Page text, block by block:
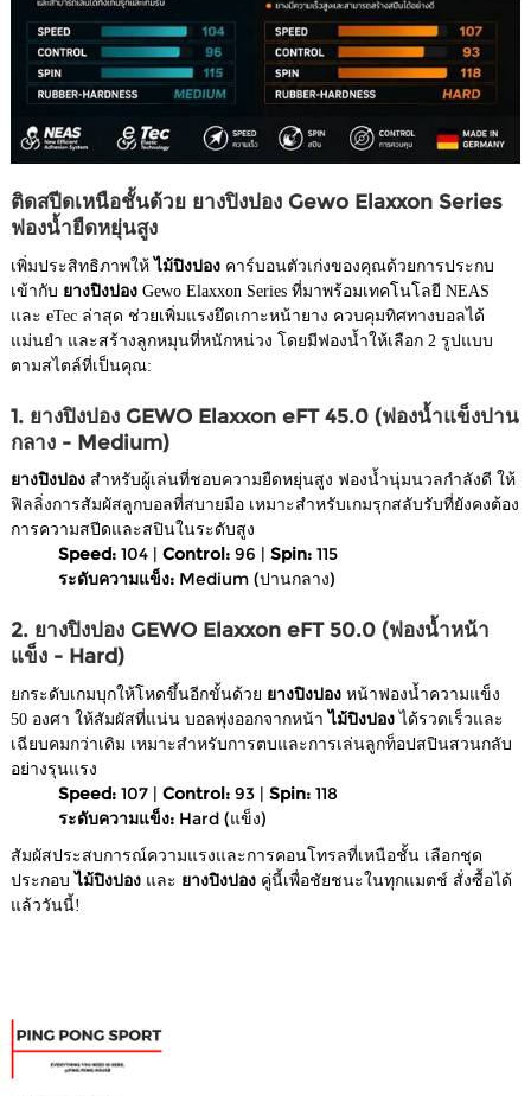
ติดสปีดเหนือชั้นด้วย ยางปิงปอง Gewo Elaxxon Series
ฟองน้ำยืดหยุ่นสูง
เพิ่มประสิทธิภาพให้ ไม้ปิงปอง คาร์บอนตัวเก่งของคุณด้วยการประกบ
เข้ากับ ยางปิงปอง Gewo Elaxxon Series ที่มาพร้อมเทคโนโลยี NEAS
และ eTec ล่าสุด ช่วยเพิ่มแรงยึดเกาะหน้ายาง ควบคุมทิศทางบอลได้
แม่นยำ และสร้างลูกหมุนที่หนักหน่วง โดยมีฟองน้ำให้เลือก 2 รูปแบบ
ตามสไตล์ที่เป็นคุณ:
1. ยางปิงปอง GEWO Elaxxon eFT 45.0 (ฟองน้ำแข็งปาน
กลาง - Medium)
ยางปิงปอง สำหรับผู้เล่นที่ชอบความยืดหยุ่นสูง ฟองน้ำนุ่มนวลกำลังดี ให้
ฟิลลิ่งการสัมผัสลูกบอลที่สบายมือ เหมาะสำหรับเกมรุกสลับรับที่ยังคงต้อง
การความสปีดและสปินในระดับสูง
Speed: 104 | Control: 96 | Spin: 115
ระดับความแข็ง: Medium (ปานกลาง)
2. ยางปิงปอง GEWO Elaxxon eFT 50.0 (ฟองน้ำหน้า
แข็ง - Hard)
ยกระดับเกมบุกให้โหดขึ้นอีกขั้นด้วย ยางปิงปอง หน้าฟองน้ำความแข็ง
50 องศา ให้สัมผัสที่แน่น บอลพุ่งออกจากหน้า ไม้ปิงปอง ได้รวดเร็วและ
เฉียบคมกว่าเดิม เหมาะสำหรับการตบและการเล่นลูกท็อปสปินสวนกลับ
อย่างรุนแรง
Speed: 107 | Control: 93 | Spin: 118
ระดับความแข็ง: Hard (แข็ง)
สัมผัสประสบการณ์ความแรงและการคอนโทรลที่เหนือชั้น เลือกชุด
ประกอบ ไม้ปิงปอง และ ยางปิงปอง คู่นี้เพื่อชัยชนะในทุกแมตช์ สั่งซื้อได้
แล้ววันนี้!